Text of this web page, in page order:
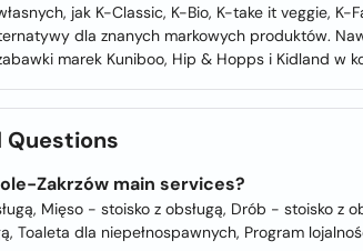
jak K-Classic, K-Bio, K-take it veggie, K-
dla znanych markowych produktów.
marek Kuniboo, Hip & Hopps i Kidland w
Questions
Zakrzów main services?
Mięso - stoisko z obsługą, Drób - stoisko z
Toaleta dla niepełnospawnych, Program